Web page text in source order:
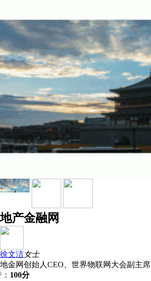
地产金融网
徐文洁女士
地金网创始人CEO、世界物联网大会副主席
100分